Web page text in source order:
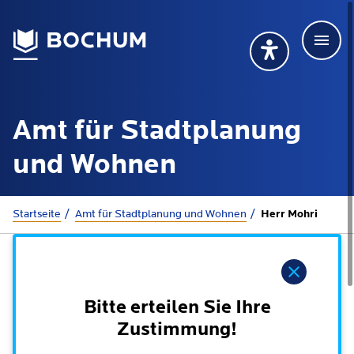
Übersetzung
Deutsch
Amt für Stadtplanung
und Wohnen
Startseite Amt für Stadtplanung und Wohnen Herr Mohri
Bitte erteilen Sie Ihre
Zustimmung!
Übersetzung wählen (öffnet sich in Google
Deutsch
115 anrufen
Rathaus
Dienstleistungen von A-Z
Online-Terminbuchung
Dienstleistungen nach Lebenslagen